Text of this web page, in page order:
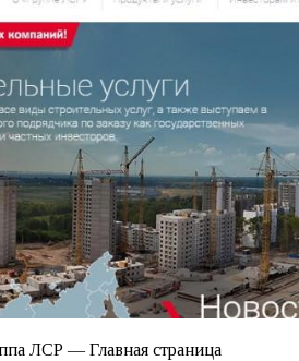
ЛСР — Главная страница